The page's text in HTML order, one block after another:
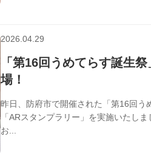
2026.04.29
「第16回うめてらす誕生
場！
昨日、防府市で開催された「第16回う
「ARスタンプラリー」を実施いたし
お...